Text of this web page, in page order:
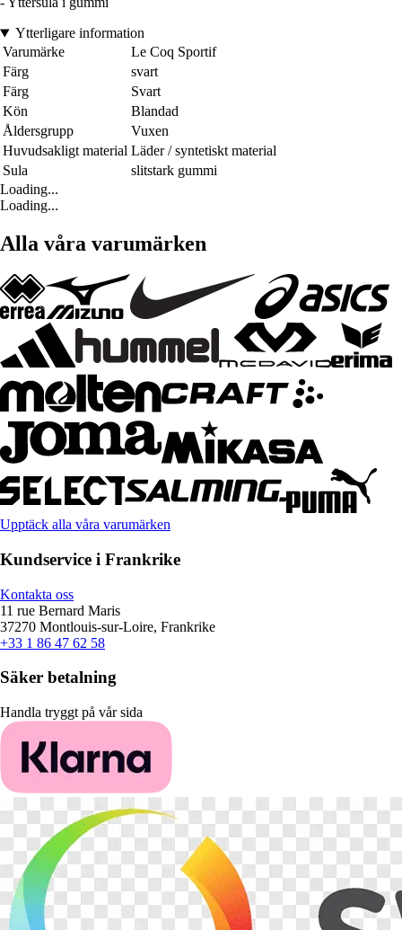
Ytterligare information
Varumärke
Le Coq Sportif
Färg
svart
Färg
Svart
Kön
Blandad
Åldersgrupp
Vuxen
Huvudsakligt material Läder / syntetiskt material
Sula
slitstark gummi
Loading...
Loading...
Alla våra varumärken
Upptäck alla våra varumärken
Kundservice i Frankrike
Kontakta oss
11 rue Bernard Maris
37270 Montlouis-sur-Loire, Frankrike
+33 1 86 47 62 58
Säker betalning
Handla tryggt på vår sida